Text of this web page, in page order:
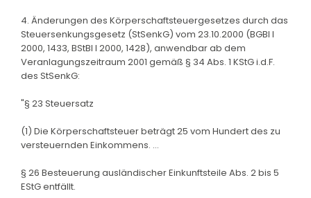
4. Änderungen des Körperschaftsteuergesetzes durch das
Steuersenkungsgesetz (StSenkG) vom 23.10.2000 (BGBl I
2000, 1433, BStBl I 2000, 1428), anwendbar ab dem
Veranlagungszeitraum 2001 gemäß § 34 Abs. 1 KStG i.d.F.
des StSenkG:
"§ 23 Steuersatz
(1) Die Körperschaftsteuer beträgt 25 vom Hundert des zu
versteuernden Einkommens. ...
§ 26 Besteuerung ausländischer Einkunftsteile Abs. 2 bis 5
EStG entfällt.